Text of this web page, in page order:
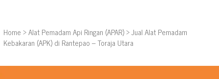
Home >Alat Pemadam Api Ringan (APAR)>Jual Alat Pemadam
Kebakaran (APK) di Rantepao – Toraja Utara